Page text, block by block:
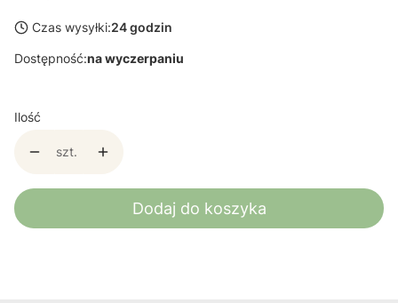
Czas wysyłki:24 godzin
Dostępność:na wyczerpaniu
Ilość
szt.
Dodaj do koszyka